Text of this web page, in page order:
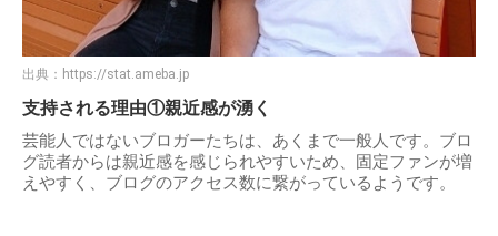
出典： https://stat.ameba.jp
支持される理由①親近感が湧く
芸能人ではないブロガーたちは、あくまで一般人です。ブロ
グ読者からは親近感を感じられやすいため、固定ファンが増
えやすく、ブログのアクセス数に繋がっているようです。